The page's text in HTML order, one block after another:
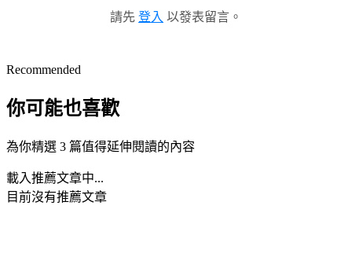
請先 登入 以發表留言。
Recommended
你可能也喜歡
為你精選 3 篇值得延伸閱讀的內容
載入推薦文章中...
目前沒有推薦文章